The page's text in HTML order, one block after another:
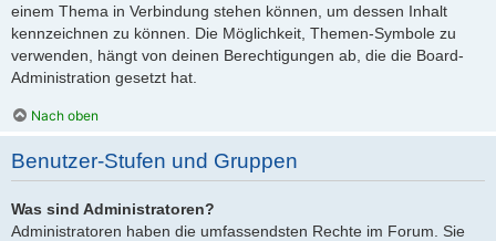
einem Thema in Verbindung stehen können, um dessen Inhalt
kennzeichnen zu können. Die Möglichkeit, Themen-Symbole zu
verwenden, hängt von deinen Berechtigungen ab, die die Board-
Administration gesetzt hat.
Nach oben
Benutzer-Stufen und Gruppen
Was sind Administratoren?
Administratoren haben die umfassendsten Rechte im Forum. Sie